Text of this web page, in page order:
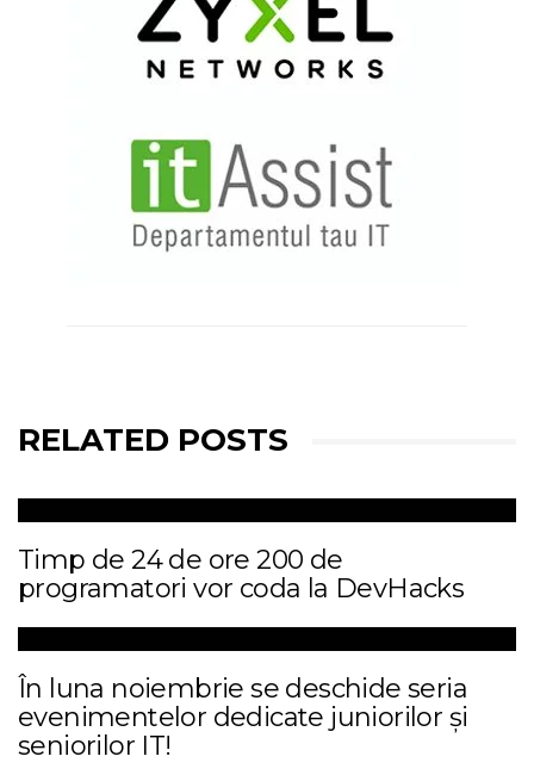
RELATED POSTS
Timp de 24 de ore 200 de
programatori vor coda la DevHacks
În luna noiembrie se deschide seria
evenimentelor dedicate juniorilor și
seniorilor IT!